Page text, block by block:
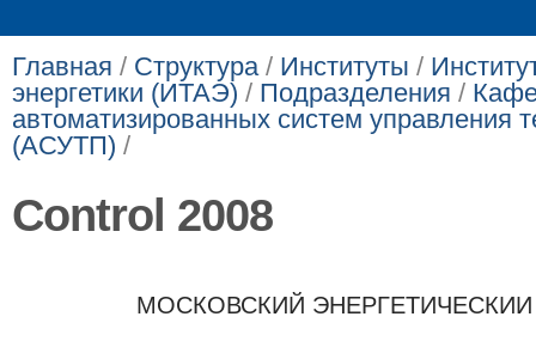
Главная / Структура/ Институты /
энергетики (ИТАЭ) / Подразделения /
автоматизированных систем управления
(АСУТП) /
Control 2008
МОСКОВСКИЙ